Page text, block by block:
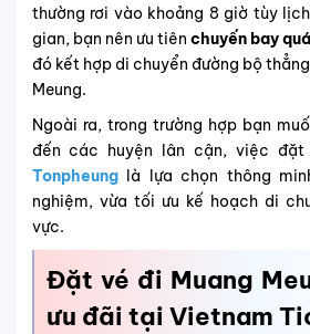
thường rơi vào khoảng 8 giờ tùy
gian, bạn nên ưu tiên chuyến bay
đó kết hợp di chuyển đường bộ
Meung.
Ngoài ra, trong trường hợp bạn
đến các huyện lân cận, việc đặt
Tonpheunglà lựa chọn thông
nghiệm, vừa tối ưu kế hoạch di
vực.
Đặt vé đi Muang
ưu đãi tại Vietnam